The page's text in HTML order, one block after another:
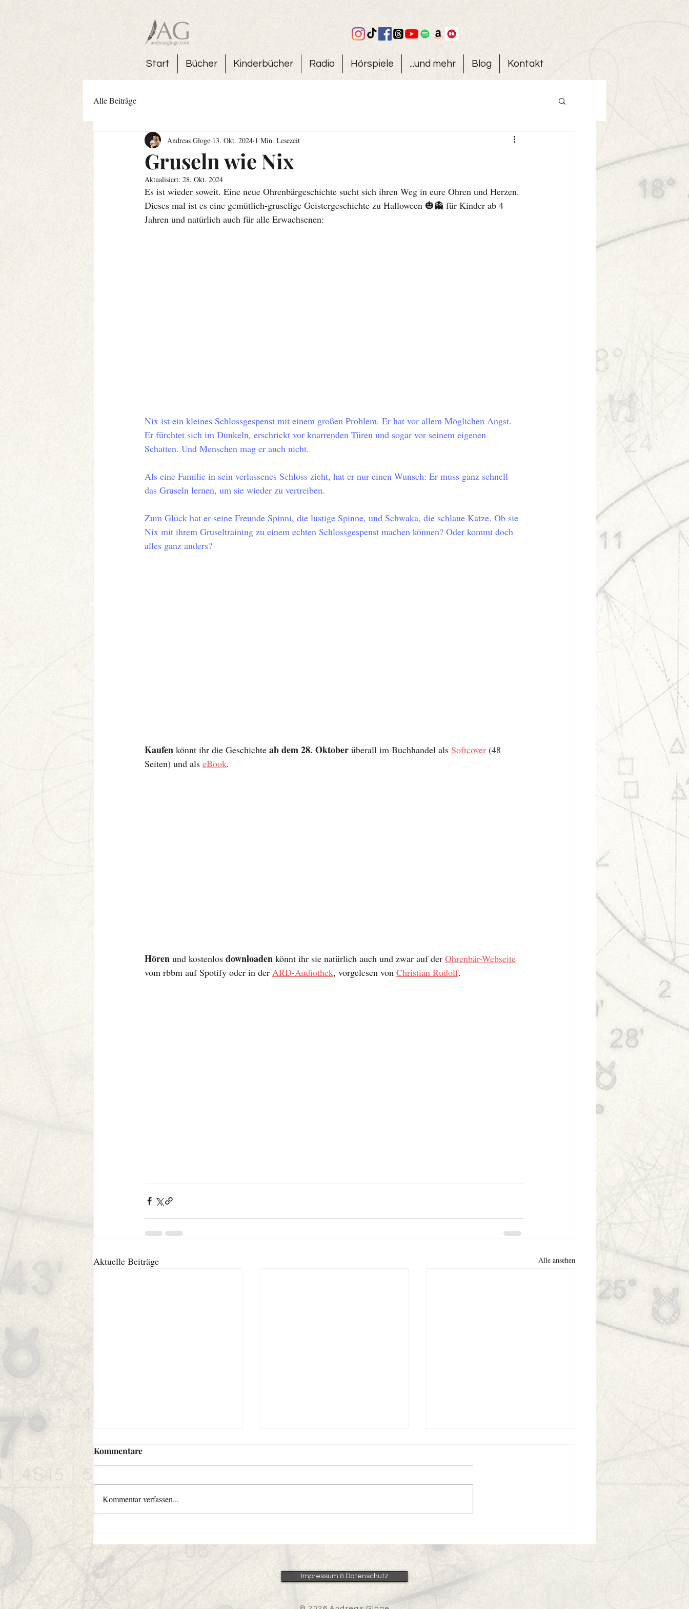
Start Bücher Kinderbücher Radio Hörspiele ...und mehr Blog Kontakt
Alle Beiträge
Gruseln wie Nix
Andreas Gloge 13. Okt. 2024 1 Min. Lesezeit
Aktualisiert: 28. Okt. 2024
Es ist wieder soweit. Eine neue Ohrenbärgeschichte sucht sich ihren Weg in eure Ohren und Herzen.
Dieses mal ist es eine gemütlich-gruselige Geistergeschichte zu Halloween 🎃👻 für Kinder ab 4
Jahren und natürlich auch für alle Erwachsenen:
Nix ist ein kleines Schlossgespenst mit einem großen Problem. Er hat vor allem Möglichen Angst.
Er fürchtet sich im Dunkeln, erschrickt vor knarrenden Türen und sogar vor seinem eigenen
Schatten. Und Menschen mag er auch nicht.
Als eine Familie in sein verlassenes Schloss zieht, hat er nur einen Wunsch: Er muss ganz schnell
das Gruseln lernen, um sie wieder zu vertreiben.
Zum Glück hat er seine Freunde Spinni, die lustige Spinne, und Schwaka, die schlaue Katze. Ob sie
Nix mit ihrem Gruseltraining zu einem echten Schlossgespenst machen können? Oder kommt doch
alles ganz anders?
Kaufen könnt ihr die Geschichte ab dem 28. Oktober überall im Buchhandel als Softcover (48
Seiten) und als eBook.
Hören und kostenlos downloaden könnt ihr sie natürlich auch und zwar auf der Ohrenbär-Webseite
vom rbbm auf Spotify oder in der ARD-Audiothek, vorgelesen von Christian Rudolf.
Aktuelle Beiträge Alle ansehen
Leben
kreative Mensch
überflüssig?
dem Schreiben?“
Kommentare
Kommentar verfassen...
Impressum & Datenschutz